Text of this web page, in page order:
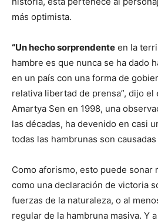
más optimista.
“Un hecho sorprendente en la
hambre es que nunca se ha dado
en un país con una forma de
relativa libertad de prensa”, dijo el
Amartya Sen en 1998, una
las décadas, ha devenido en casi
todas las hambrunas son
Como aforismo, esto puede sonar
como una declaración de victoria
fuerzas de la naturaleza, o al
regular de la hambruna masiva. Y